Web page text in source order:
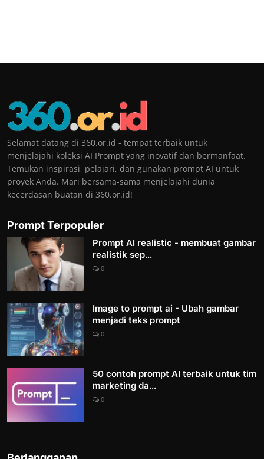
Selamat datang di 360.or.id - tempat terbaik untuk
menjelajahi koleksi AI Prompt yang inovatif dan bermanfaat.
Temukan inspirasi, pelajari, dan gunakan prompt AI untuk
proyek Anda. Mari bersama-sama menjelajahi dunia
kecerdasan buatan di 360.or.id!
Prompt Terpopuler
Prompt AI realistic - membuat gambar
realistik sep...
0
Image to prompt ai - Ubah gambar
menjadi teks prompt
0
50 contoh prompt AI terbaik untuk tim
marketing da...
0